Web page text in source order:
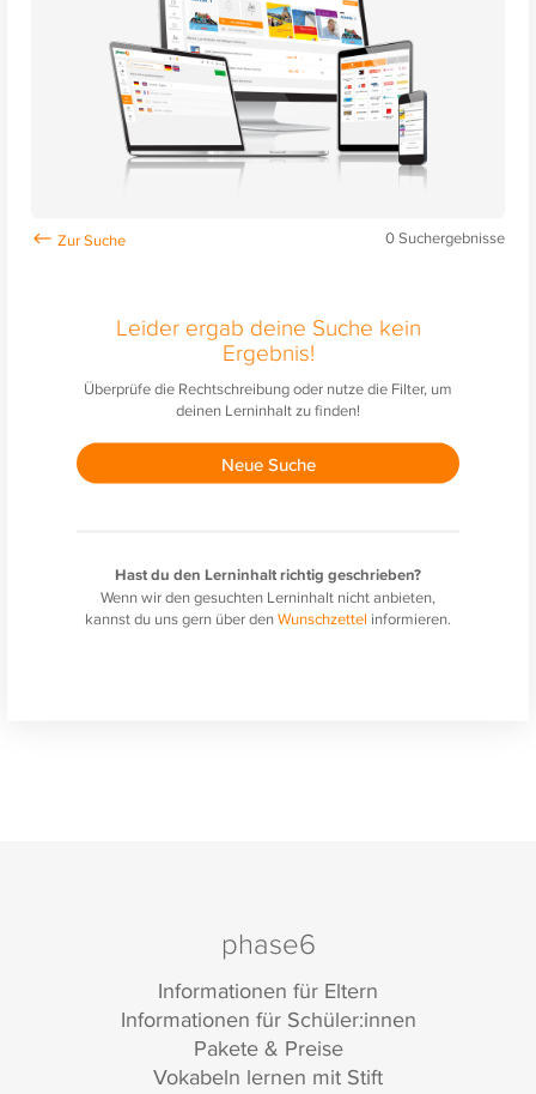
0Suchergebnisse
Leider ergab deine Suche kein
Ergebnis!
Überprüfe die Rechtschreibung oder nutze die Filter, um
deinen Lerninhalt zu finden!
Neue Suche
Hast du den Lerninhalt richtig geschrieben?
Wenn wir den gesuchten Lerninhalt nicht anbieten,
kannst du uns gern über denWunschzettel informieren.
phase6
Informationen für Eltern
Informationen für Schüler:innen
Pakete & Preise
Vokabeln lernen mit Stift